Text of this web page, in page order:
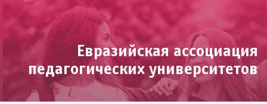
Skip
Евразийская ассоциация
педагогических университетов